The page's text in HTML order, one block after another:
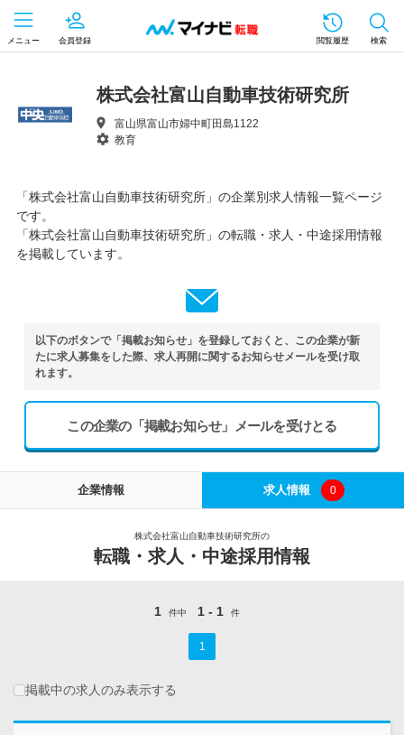
メニュー 会員登録 閲覧履歴 検索
株式会社富山自動車技術研究所
富山県富山市婦中町田島1122
教育
「株式会社富山自動車技術研究所」の企業別求人情報一覧ページ
です。
「株式会社富山自動車技術研究所」の転職・求人・中途採用情報
を掲載しています。
以下のボタンで「掲載お知らせ」を登録しておくと、この企業が新
たに求人募集をした際、求人再開に関するお知らせメールを受け取
れます。
この企業の「掲載お知らせ」メールを受けとる
企業情報 求人情報 0
株式会社富山自動車技術研究所の
転職・求人・中途採用情報
1 件中 1 - 1 件
1
掲載中の求人のみ表示する